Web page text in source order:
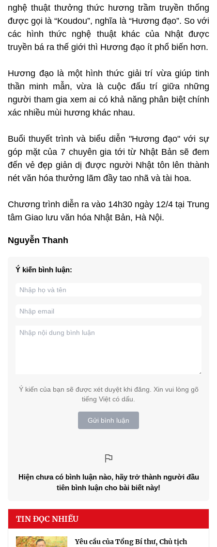
nghệ thuật thưởng thức hương trầm truyền thống
được gọi là “Koudou”, nghĩa là “Hương đạo”. So với
các hình thức nghệ thuật khác của Nhật được
truyền bá ra thế giới thì Hương đạo ít phổ biến hơn.
Hương đạo là một hình thức giải trí vừa giúp tinh
thần minh mẫn, vừa là cuộc đấu trí giữa những
người tham gia xem ai có khả năng phân biệt chính
xác nhiều mùi hương khác nhau.
Buổi thuyết trình và biểu diễn "Hương đạo" với sự
góp mặt của 7 chuyên gia tới từ Nhật Bản sẽ đem
đến vẻ đẹp giản dị được người Nhật tôn lên thành
nét văn hóa thưởng lãm đầy tao nhã và tài hoa.
Chương trình diễn ra vào 14h30 ngày 12/4 tại Trung
tâm Giao lưu văn hóa Nhật Bản, Hà Nội.
Nguyễn Thanh
Ý kiến bình luận:
Ý kiến của bạn sẽ được xét duyệt khi đăng. Xin vui lòng gõ
tiếng Việt có dấu.
Gửi bình luận
Hiện chưa có bình luận nào, hãy trở thành người đầu
tiên bình luận cho bài biết này!
TIN ĐỌC NHIỀU
Yêu cầu của Tổng Bí thư, Chủ tịch